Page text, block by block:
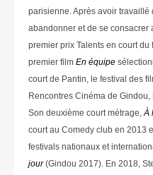
parisienne. Après avoir travaillé
abandonner et de se consacrer
premier prix Talents en court
premier film En équipe
court de Pantin, le festival des
Rencontres Cinéma de Gindou,
Son deuxième court métrage, À
court au Comedy club en 2013
festivals nationaux et
jour(Gindou 2017). En 2018,